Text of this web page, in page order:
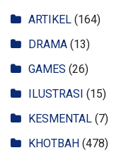
ARTIKEL (164)
DRAMA (13)
GAMES (26)
ILUSTRASI (15)
KESMENTAL (7)
KHOTBAH (478)